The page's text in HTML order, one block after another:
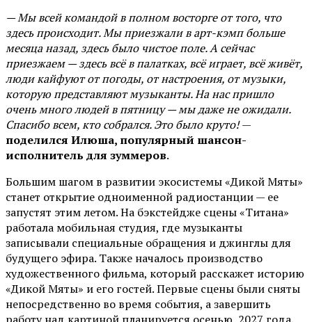
— Мы всей командой в полном восторге от того, что
здесь происходит. Мы приезжали в арт-кэмп больше
месяца назад, здесь было чистое поле. А сейчас
приезжаем — здесь всё в палатках, всё играет, всё живёт,
люди кайфуют от погоды, от настроения, от музыки,
которую представляют музыканты. На нас пришло
очень много людей в пятницу — мы даже не ожидали.
Спасибо всем, кто собрался. Это было круто!—
поделился Илюша, популярный шансон-
исполнитель для зуммеров.
Большим шагом в развитии экосистемы «Дикой Мяты»
станет открытие одноименной радиостанции — ее
запустят этим летом. На бэкстейдже сцены «Титана»
работала мобильная студия, где музыканты
записывали специальные обращения и джинглы для
будущего эфира. Также началось производство
художественного фильма, который расскажет историю
«Дикой Мяты» и его гостей. Первые сцены были сняты
непосредственно во время события, а завершить